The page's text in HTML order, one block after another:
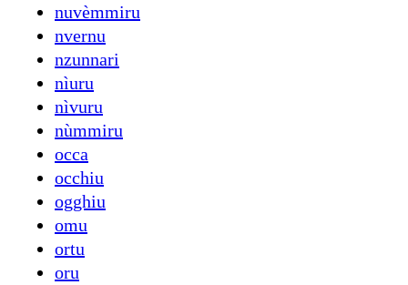
nuvèmmiru
nvernu
nzunnari
nìuru
nìvuru
nùmmiru
occa
occhiu
ogghiu
omu
ortu
oru